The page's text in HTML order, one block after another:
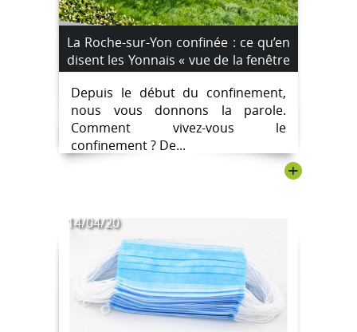
La Roche-sur-Yon confinée : ce qu’en
disent les Yonnais « vue de la fenêtre
». Aujourd’hui, Charlotte, 68 ans.
Depuis le début du confinement,
nous vous donnons la parole.
Comment vivez-vous le
confinement ? De...
+
14/04/20